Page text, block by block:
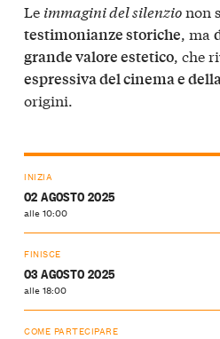
Le immagini del silenzionon
testimonianze storiche, ma
grande valore estetico, che
espressiva del cinema e
origini.
INIZIA
02 AGOSTO 2025
alle 10:00
FINISCE
03 AGOSTO 2025
alle 18:00
COME PARTECIPARE